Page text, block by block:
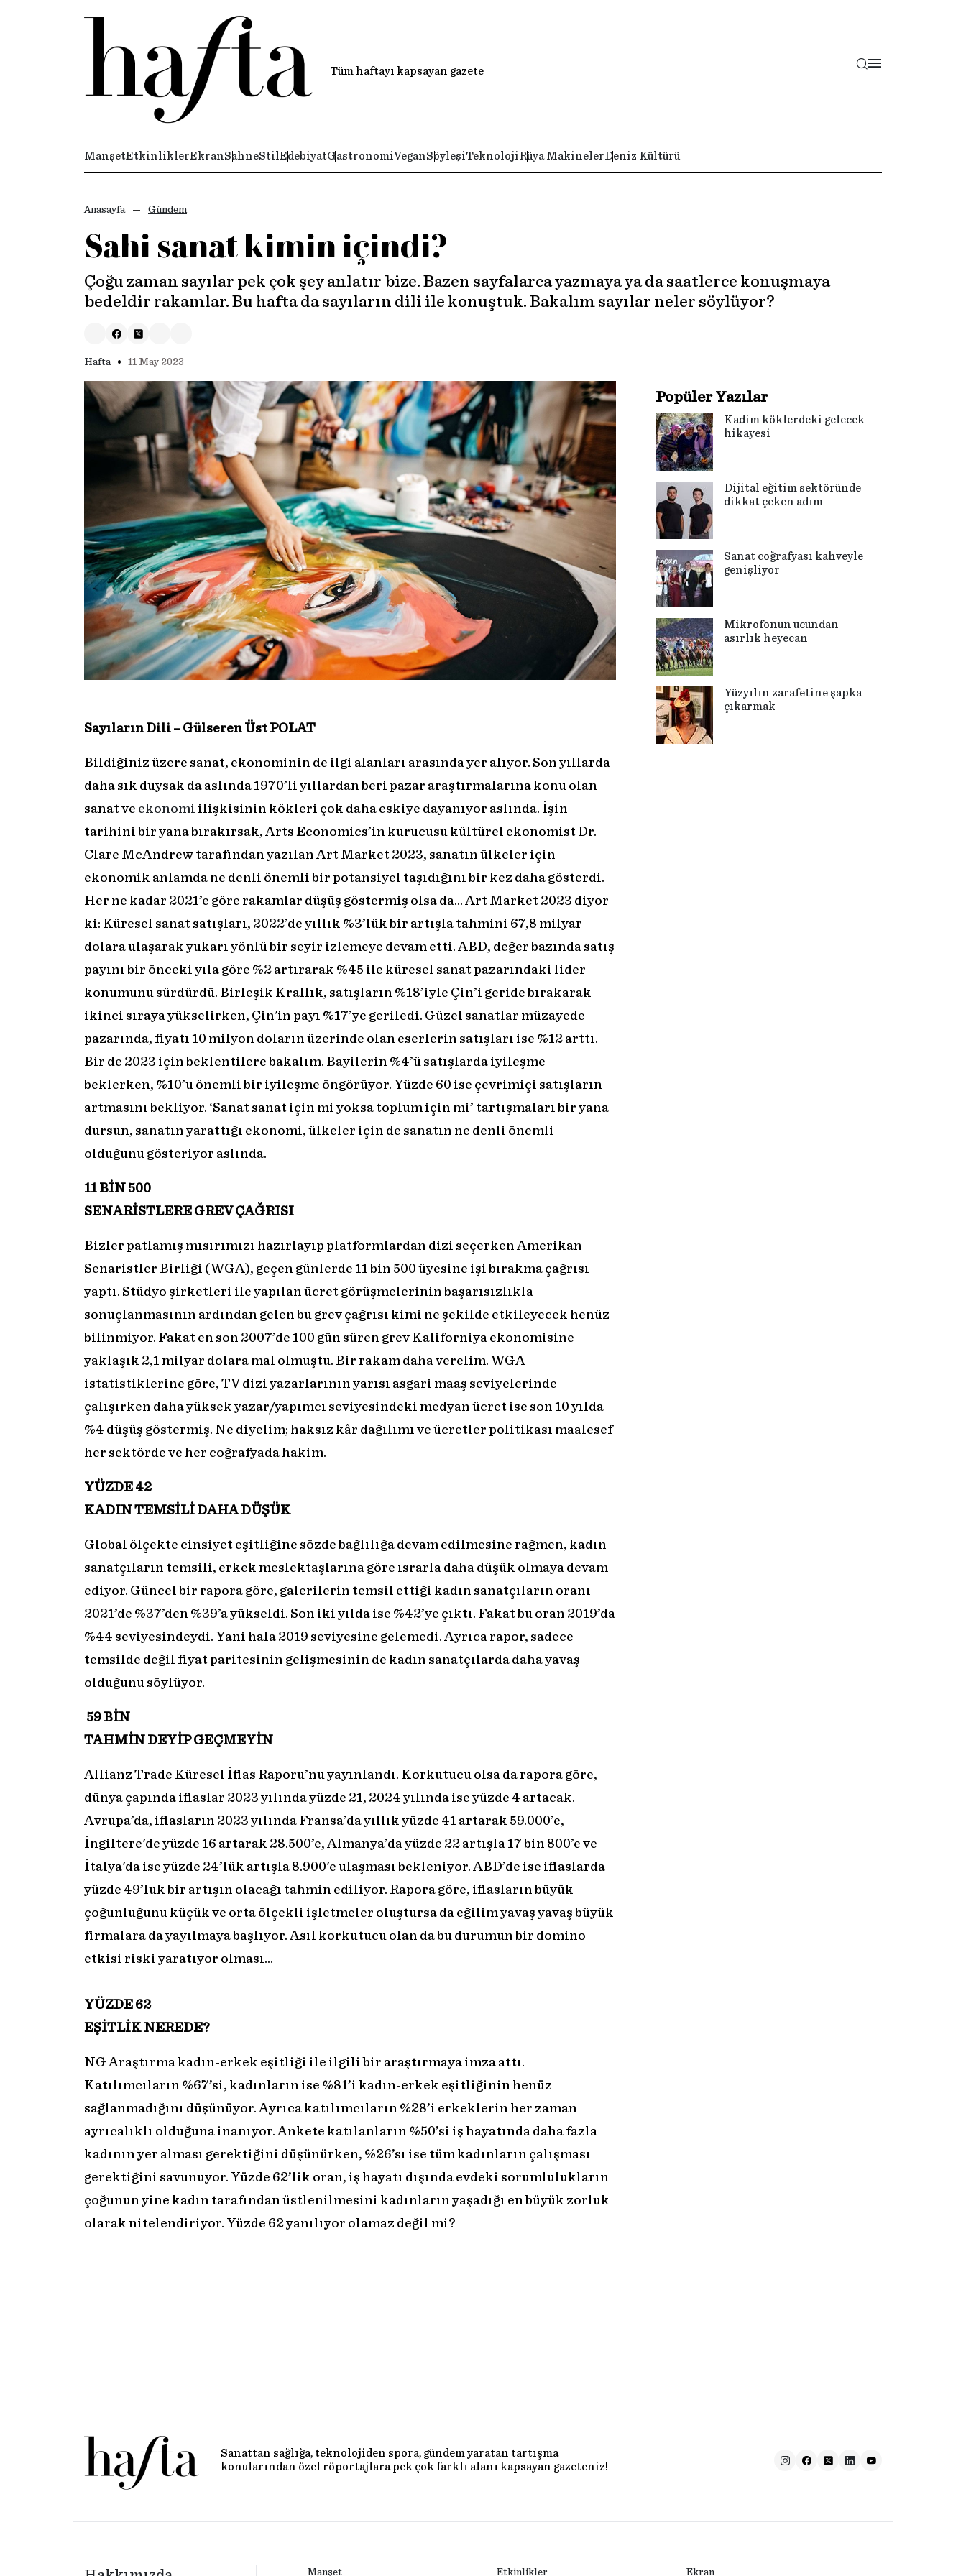
Tüm haftayı kapsayan gazete
ManşetEtkinliklerEkranSahneStil EdebiyatGastronomiVeganSöyleşiTeknolojiRüya MakinelerDeniz Kültürü
Anasayfa Gündem
Sahi sanat kimin içindi?
Çoğu zaman sayılar pek çok şey anlatır bize. Bazen sayfalarca yazmaya ya da saatlerce konuşmaya
bedeldir rakamlar. Bu hafta da sayıların dili ile konuştuk. Bakalım sayılar neler söylüyor?
Hafta • 11 May 2023
Sayıların Dili – Gülseren Üst POLAT
Bildiğiniz üzere sanat, ekonominin de ilgi alanları arasında yer alıyor. Son yıllarda
daha sık duysak da aslında 1970’li yıllardan beri pazar araştırmalarına konu olan
sanat ve ekonomi ilişkisinin kökleri çok daha eskiye dayanıyor aslında. İşin
tarihini bir yana bırakırsak, Arts Economics’in kurucusu kültürel ekonomist Dr.
Clare McAndrew tarafından yazılan Art Market 2023, sanatın ülkeler için
ekonomik anlamda ne denli önemli bir potansiyel taşıdığını bir kez daha gösterdi.
Her ne kadar 2021’e göre rakamlar düşüş göstermiş olsa da… Art Market 2023 diyor
ki: Küresel sanat satışları, 2022’de yıllık %3’lük bir artışla tahmini 67,8 milyar
dolara ulaşarak yukarı yönlü bir seyir izlemeye devam etti. ABD, değer bazında satış
payını bir önceki yıla göre %2 artırarak %45 ile küresel sanat pazarındaki lider
konumunu sürdürdü. Birleşik Krallık, satışların %18’iyle Çin’i geride bırakarak
ikinci sıraya yükselirken, Çin'in payı %17’ye geriledi. Güzel sanatlar müzayede
pazarında, fiyatı 10 milyon doların üzerinde olan eserlerin satışları ise %12 arttı.
Bir de 2023 için beklentilere bakalım. Bayilerin %4’ü satışlarda iyileşme
beklerken, %10’u önemli bir iyileşme öngörüyor. Yüzde 60 ise çevrimiçi satışların
artmasını bekliyor. ‘Sanat sanat için mi yoksa toplum için mi’ tartışmaları bir yana
dursun, sanatın yarattığı ekonomi, ülkeler için de sanatın ne denli önemli
olduğunu gösteriyor aslında.
11 BİN 500
SENARİSTLERE GREV ÇAĞRISI
Bizler patlamış mısırımızı hazırlayıp platformlardan dizi seçerken Amerikan
Senaristler Birliği (WGA), geçen günlerde 11 bin 500 üyesine işi bırakma çağrısı
yaptı. Stüdyo şirketleri ile yapılan ücret görüşmelerinin başarısızlıkla
sonuçlanmasının ardından gelen bu grev çağrısı kimi ne şekilde etkileyecek henüz
bilinmiyor. Fakat en son 2007’de 100 gün süren grev Kaliforniya ekonomisine
yaklaşık 2,1 milyar dolara mal olmuştu. Bir rakam daha verelim. WGA
istatistiklerine göre, TV dizi yazarlarının yarısı asgari maaş seviyelerinde
çalışırken daha yüksek yazar/yapımcı seviyesindeki medyan ücret ise son 10 yılda
%4 düşüş göstermiş. Ne diyelim; haksız kâr dağılımı ve ücretler politikası maalesef
her sektörde ve her coğrafyada hakim.
YÜZDE 42
KADIN TEMSİLİ DAHA DÜŞÜK
Global ölçekte cinsiyet eşitliğine sözde bağlılığa devam edilmesine rağmen, kadın
sanatçıların temsili, erkek meslektaşlarına göre ısrarla daha düşük olmaya devam
ediyor. Güncel bir rapora göre, galerilerin temsil ettiği kadın sanatçıların oranı
2021’de %37’den %39’a yükseldi. Son iki yılda ise %42’ye çıktı. Fakat bu oran 2019’da
%44 seviyesindeydi. Yani hala 2019 seviyesine gelemedi. Ayrıca rapor, sadece
temsilde değil fiyat paritesinin gelişmesinin de kadın sanatçılarda daha yavaş
olduğunu söylüyor.
59 BİN
TAHMİN DEYİP GEÇMEYİN
Allianz Trade Küresel İflas Raporu’nu yayınlandı. Korkutucu olsa da rapora göre,
dünya çapında iflaslar 2023 yılında yüzde 21, 2024 yılında ise yüzde 4 artacak.
Avrupa’da, iflasların 2023 yılında Fransa’da yıllık yüzde 41 artarak 59.000’e,
İngiltere'de yüzde 16 artarak 28.500’e, Almanya’da yüzde 22 artışla 17 bin 800’e ve
İtalya'da ise yüzde 24’lük artışla 8.900'e ulaşması bekleniyor. ABD’de ise iflaslarda
yüzde 49’luk bir artışın olacağı tahmin ediliyor. Rapora göre, iflasların büyük
çoğunluğunu küçük ve orta ölçekli işletmeler oluştursa da eğilim yavaş yavaş büyük
firmalara da yayılmaya başlıyor. Asıl korkutucu olan da bu durumun bir domino
etkisi riski yaratıyor olması…
YÜZDE 62
EŞİTLİK NEREDE?
NG Araştırma kadın-erkek eşitliği ile ilgili bir araştırmaya imza attı.
Katılımcıların %67’si, kadınların ise %81’i kadın-erkek eşitliğinin henüz
sağlanmadığını düşünüyor. Ayrıca katılımcıların %28’i erkeklerin her zaman
ayrıcalıklı olduğuna inanıyor. Ankete katılanların %50’si iş hayatında daha fazla
kadının yer alması gerektiğini düşünürken, %26’sı ise tüm kadınların çalışması
gerektiğini savunuyor. Yüzde 62’lik oran, iş hayatı dışında evdeki sorumlulukların
çoğunun yine kadın tarafından üstlenilmesini kadınların yaşadığı en büyük zorluk
olarak nitelendiriyor. Yüzde 62 yanılıyor olamaz değil mi?
Popüler Yazılar
Kadim köklerdeki gelecek
hikayesi
Dijital eğitim sektöründe
dikkat çeken adım
Sanat coğrafyası kahveyle
genişliyor
Mikrofonun ucundan
asırlık heyecan
Yüzyılın zarafetine şapka
çıkarmak
Sanattan sağlığa, teknolojiden spora, gündem yaratan tartışma
konularından özel röportajlara pek çok farklı alanı kapsayan gazeteniz!
Manşet Etkinlikler Ekran